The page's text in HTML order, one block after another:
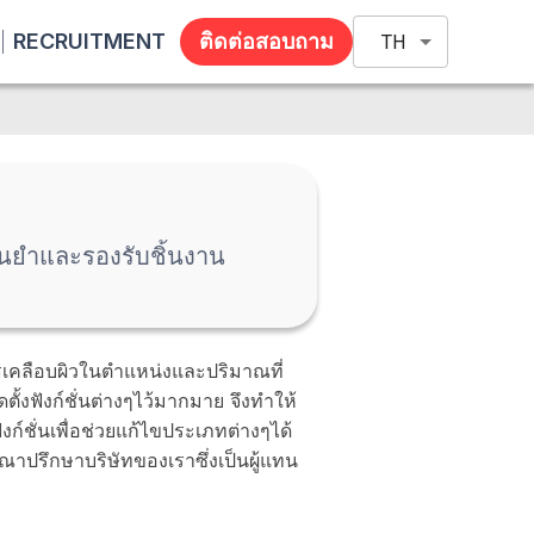
RECRUITMENT ติดต่อสอบถาม TH
ยำและรองรับชิ้นงาน
เคลือบผิวในตำแหน่งและปริมาณที่
งฟังก์ชั่นต่างๆไว้มากมาย จึงทำให้
ชั่นเพื่อช่วยแก้ไขประเภทต่างๆได้
าปรึกษาบริษัทของเราซึ่งเป็นผู้แทน